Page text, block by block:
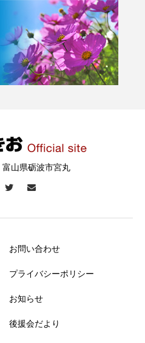
山県砺波市宮丸
お問い合わせ
プライバシーポリシー
お知らせ
後援会だより